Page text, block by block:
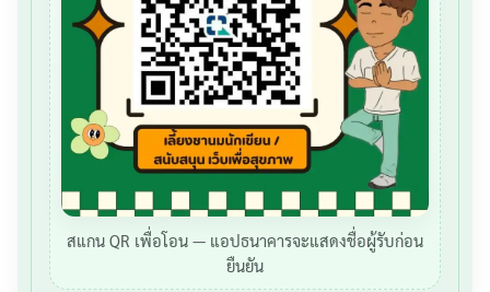
สแกน QR เพื่อโอน — แอปธนาคารจะแสดงชื่อผู้รับก่อน
ยืนยัน